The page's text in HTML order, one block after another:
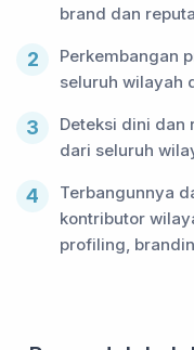
brand dan
2
Perkembangan
seluruh wilayah
3
Deteksi dini dan
dari seluruh
4
Terbangunnya
kontributor
profiling,